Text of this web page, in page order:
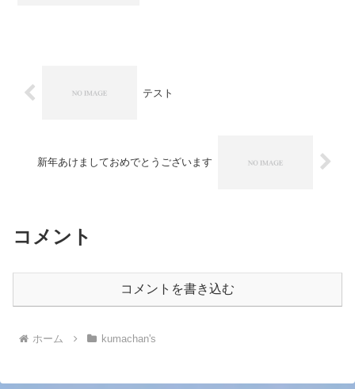
テスト
新年あけましておめでとうございます
コメント
コメントを書き込む
ホーム kumachan's